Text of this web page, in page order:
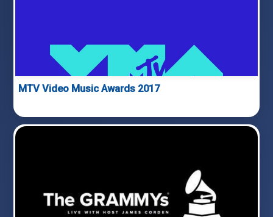
MTV Video Music Awards 2017